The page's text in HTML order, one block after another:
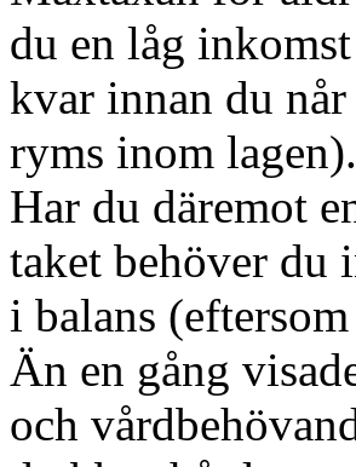
du en låg
kvar innan du
ryms inom lagen).
Har du däremot
taket behöver du
i balans
Än en gång
och